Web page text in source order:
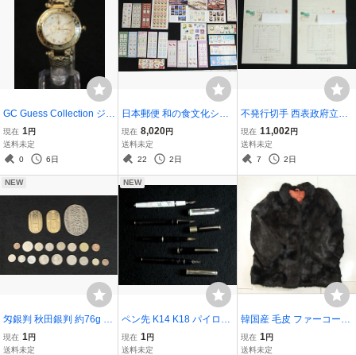
GC Guess Collection ジー
シー ゲスコレクション 腕
時計 Lady Chic Y09003L
1 1/03 クォーツ レディー
現在 1円
送料未定
0
6日
日本郵便 和の食文化シリ
ーズ1.2.3集 春のグリーテ
ィング グリーティング切
手 年賀切手平成29年用 デ
まとめ
現在 8,020円
送料未定
22
2日
不発行切手 西表政府立公
園マリュウドの滝 証紙使
用例 通貨切替証明書 楕円
赤色印 琉球政府 2枚セッ
現在 11,002 円
送料未定
7
2日
NEW
匁銀判 秋田銀判 約76g 白
銅？ 大金運小判 天保小判
レプリカ 他 コレクション
現在 1 円
送料未定
NEW
ペン先 K14 K18 パイロッ
ト PILOT WEDGWOOD
万年筆 4本セット
現在 1 円
送料未定
韓国産 毛皮 ファーコート
リアルファーコート ブラ
ック コート 毛皮コート ア
現在 1 円
送料未定